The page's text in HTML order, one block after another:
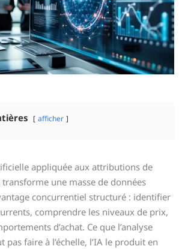
afficher
appliquée aux attributions de
une masse de données
concurrentiel structuré : identifier
comprendre les niveaux de prix,
d’achat. Ce que l’analyse
pas faire à l’échelle, l’IA le produit en